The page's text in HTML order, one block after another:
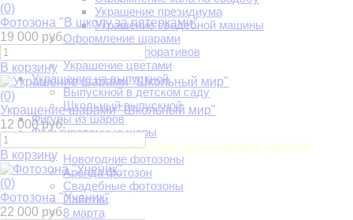
Украшение президиума
Украшение свадебной машины
Оформление шарами
Украшение корпоративов
Украшение цветами
Украшение на выпускной
Выпускной в детском саду
Школьный выпускной
Фигуры из шаров
Фольгированные шары
Фотозоны. Аренда фотозон. Изготовление фотозон
Новогодние фотозоны
Аренда фотозон
Свадебные фотозоны
Пайетки
8 марта
(0)
Фотозона "В школу за пятерками"
19 000 руб.
В корзину
(0)
Украшение шарами "Школьный мир"
12 000 руб.
В корзину
(0)
Фотозона "Ученик"
22 000 руб.